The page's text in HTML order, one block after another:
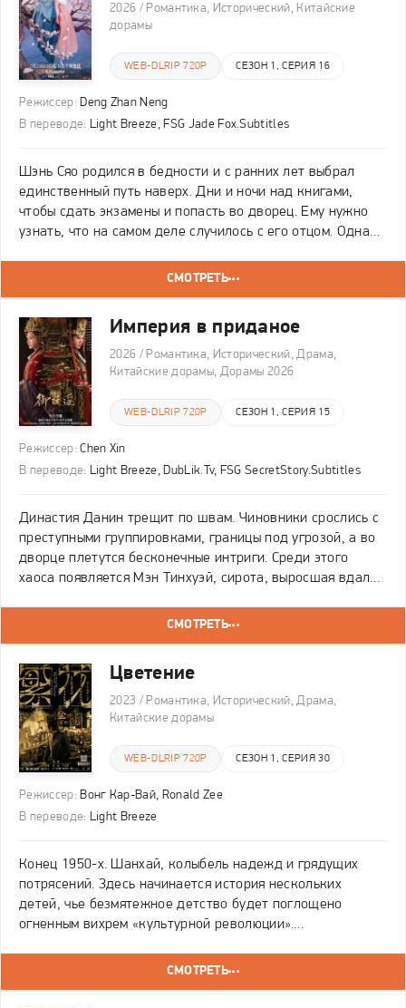
2026 / Романтика, Исторический, Китайские
дорамы
WEB-DLRIP 720P СЕЗОН 1, СЕРИЯ 16
Режиссер: Deng Zhan Neng
В переводе: Light Breeze, FSG Jade Fox.Subtitles
Шэнь Сяо родился в бедности и с ранних лет выбрал
единственный путь наверх. Дни и ночи над книгами,
чтобы сдать экзамены и попасть во дворец. Ему нужно
узнать, что на самом деле случилось с его отцом. Одна
переворачивает всё. Она использует его и
СМОТРЕТЬ
Империя в приданое
2026 / Романтика, Исторический, Драма,
Китайские дорамы, Дорамы 2026
WEB-DLRIP 720P СЕЗОН 1, СЕРИЯ 15
Режиссер: Chen Xin
В переводе: Light Breeze, DubLik.Tv, FSG SecretStory.Subtitles
Династия Данин трещит по швам. Чиновники срослись с
преступными группировками, границы под угрозой, а во
дворце плетутся бесконечные интриги. Среди этого
хаоса появляется Мэн Тинхуэй, сирота, выросшая вдали
красном. Девушка с острым умом и железной
СМОТРЕТЬ
Цветение
2023 / Романтика, Исторический, Драма,
Китайские дорамы
WEB-DLRIP 720P СЕЗОН 1, СЕРИЯ 30
Режиссер: Вонг Кар-Вай, Ronald Zee
В переводе: Light Breeze
Конец 1950-х. Шанхай, колыбель надежд и грядущих
потрясений. Здесь начинается история нескольких
детей, чье безмятежное детство будет поглощено
огненным вихрем «культурной революции».
и подвергает жестоким испытаниям саму их дружбу. Они
СМОТРЕТЬ